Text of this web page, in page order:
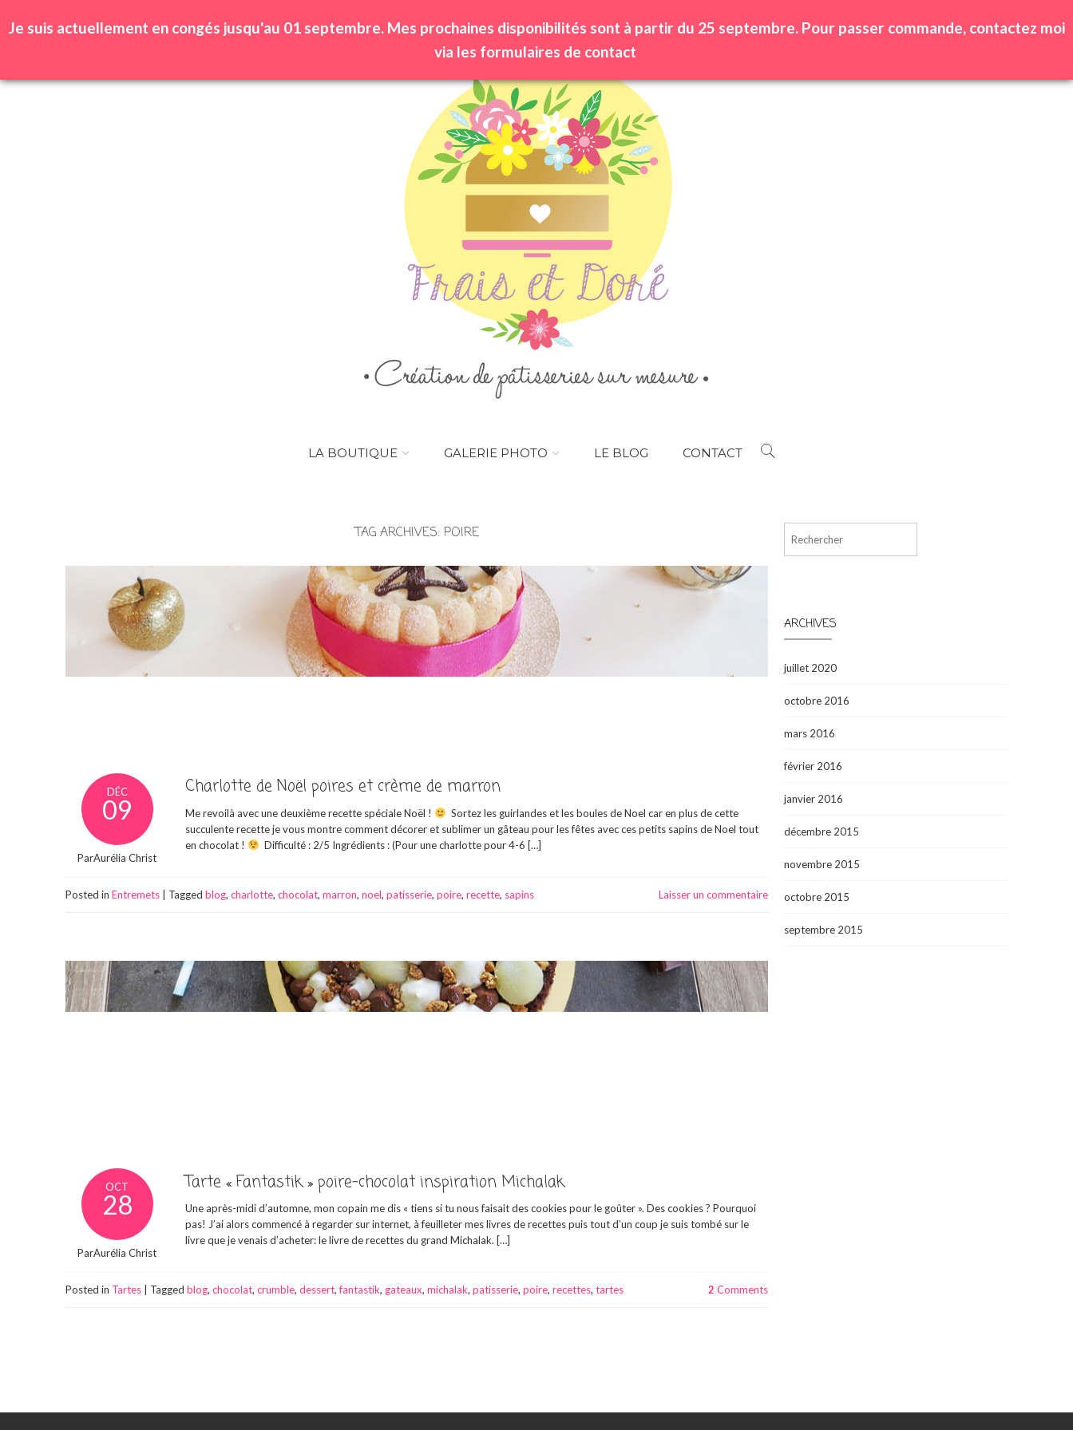
LA BOUTIQUE GALERIE PHOTO LE BLOG CONTACT
TAG ARCHIVES: POIRE
DÉC
09
ParAurélia Christ
Charlotte de Noël poires et crème de marron
Me revoilà avec une deuxième recette spéciale Noël !
Sortez les guirlandes et les boules de Noel car en plus de cette
succulente recette je vous montre comment décorer et sublimer un gâteau pour les fêtes avec ces petits sapins de Noel tout
en chocolat !
Difficulté : 2/5 Ingrédients : (Pour une charlotte pour 4-6 […]
Posted in Entremets Tagged blog, charlotte, chocolat, marron, noel, patisserie, poire, recette, sapins Laisser un commentaire
OCT
28
ParAurélia Christ
Tarte « Fantastik » poire-chocolat inspiration Michalak
Une après-midi d’automne, mon copain me dis « tiens si tu nous faisait des cookies pour le goûter ». Des cookies ? Pourquoi
pas! J’ai alors commencé à regarder sur internet, à feuilleter mes livres de recettes puis tout d’un coup je suis tombé sur le
livre que je venais d’acheter: le livre de recettes du grand Michalak. […]
Posted in Tartes Tagged blog, chocolat, crumble, dessert,fantastik, gateaux, michalak, patisserie, poire, recettes, tartes 2 Comments
Rechercher
ARCHIVES
juillet 2020
octobre 2016
mars 2016
février 2016
janvier 2016
décembre 2015
novembre 2015
octobre 2015
septembre 2015
Je suis actuellement en congés jusqu'au 01 septembre. Mes prochaines disponibilités sont à partir du 25 septembre. Pour passer commande, contactez moi
via les formulaires de contact